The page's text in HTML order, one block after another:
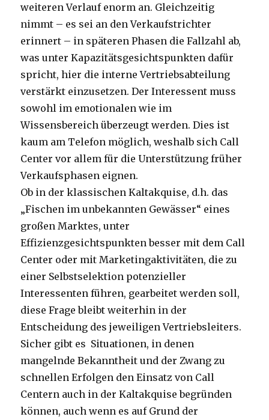
weiteren Verlauf enorm an. Gleichzeitig
nimmt – es sei an den Verkaufstrichter
erinnert – in späteren Phasen die Fallzahl ab,
was unter Kapazitätsgesichtspunkten dafür
spricht, hier die interne Vertriebsabteilung
verstärkt einzusetzen. Der Interessent muss
sowohl im emotionalen wie im
Wissensbereich überzeugt werden. Dies ist
kaum am Telefon möglich, weshalb sich Call
Center vor allem für die Unterstützung früher
Verkaufsphasen eignen.
Ob in der klassischen Kaltakquise, d.h. das
„Fischen im unbekannten Gewässer“ eines
großen Marktes, unter
Effizienzgesichtspunkten besser mit dem Call
Center oder mit Marketingaktivitäten, die zu
einer Selbstselektion potenzieller
Interessenten führen, gearbeitet werden soll,
diese Frage bleibt weiterhin in der
Entscheidung des jeweiligen Vertriebsleiters.
Sicher gibt es Situationen, in denen
mangelnde Bekanntheit und der Zwang zu
schnellen Erfolgen den Einsatz von Call
Centern auch in der Kaltakquise begründen
können, auch wenn es auf Grund der